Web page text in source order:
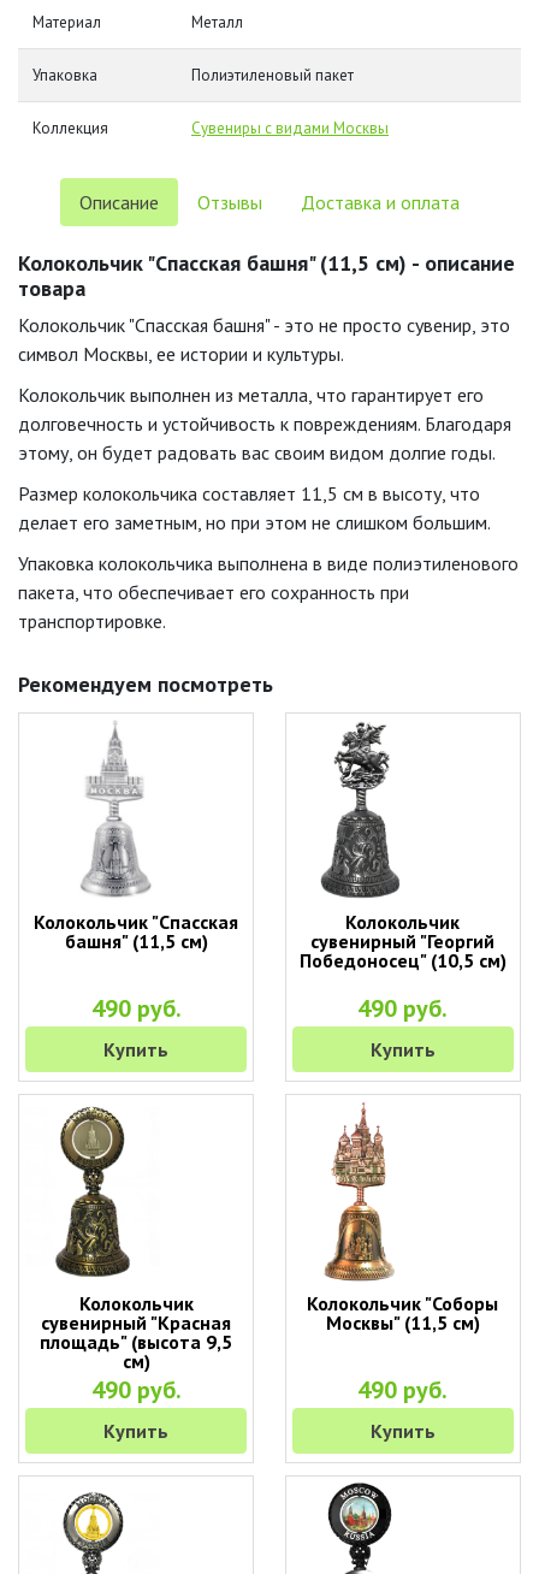
Материал Металл
Упаковка Полиэтиленовый пакет
Коллекция Сувениры с видами Москвы
Описание Отзывы Доставка и оплата
Колокольчик "Спасская башня" (11,5 см) - описание
товара
Колокольчик "Спасская башня" - это не просто сувенир, это
символ Москвы, ее истории и культуры.
Колокольчик выполнен из металла, что гарантирует его
долговечность и устойчивость к повреждениям. Благодаря
этому, он будет радовать вас своим видом долгие годы.
Размер колокольчика составляет 11,5 см в высоту, что
делает его заметным, но при этом не слишком большим.
Упаковка колокольчика выполнена в виде полиэтиленового
пакета, что обеспечивает его сохранность при
транспортировке.
Рекомендуем посмотреть
Колокольчик "Спасская
башня" (11,5 см)
490 руб.
Купить
Колокольчик
сувенирный "Георгий
Победоносец" (10,5 см)
490 руб.
Купить
Колокольчик
сувенирный "Красная
площадь" (высота 9,5
см)
490 руб.
Купить
Колокольчик "Соборы
Москвы" (11,5 см)
490 руб.
Купить